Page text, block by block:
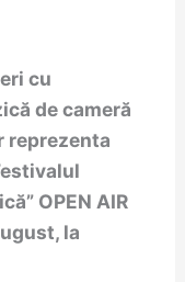
cu
de cameră
reprezenta
OPEN AIR
la